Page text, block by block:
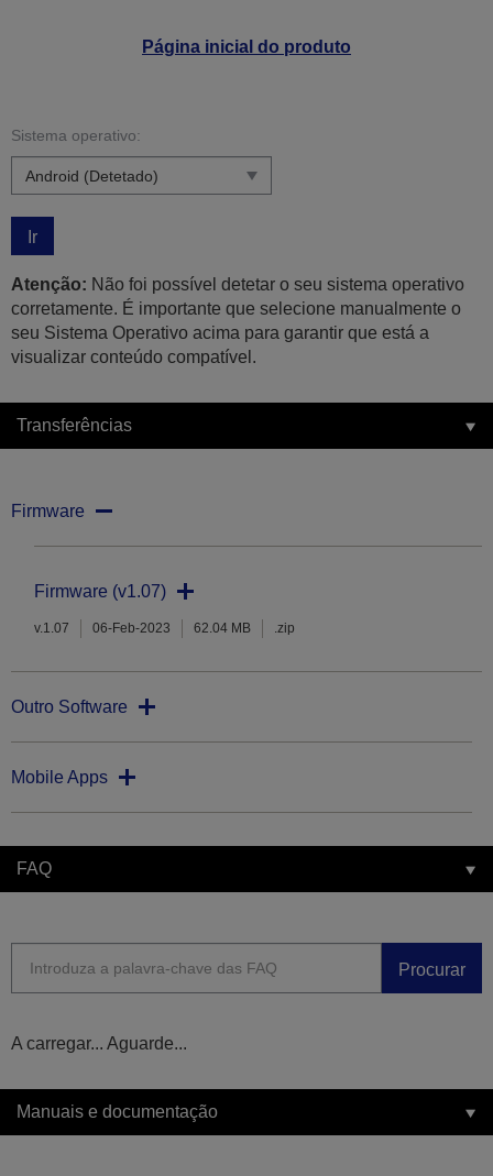
Página inicial do produto
Sistema operativo:
Ir
Atenção: Não foi possível detetar o seu sistema operativo
corretamente. É importante que selecione manualmente o
seu Sistema Operativo acima para garantir que está a
visualizar conteúdo compatível.
Transferências
Firmware
Firmware (v1.07)
v.1.07 06-Feb-2023 62.04 MB .zip
Outro Software
Mobile Apps
FAQ
Procurar
A carregar... Aguarde...
Manuais e documentação